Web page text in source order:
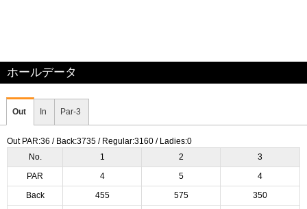
ホールデータ
Out In Par-3
Out PAR:36 / Back:3735 / Regular:3160 / Ladies:0
No.
1 2 3
PAR 4 5 4
Back 455 575 350